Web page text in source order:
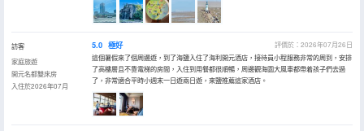
訪客
家庭旅遊
開元名都雙床房
入住於2026年07月
5.0 極好
評價於：2026年07月26日
這個暑假來了個周邊遊，到了海鹽入住了海利開元酒店，接待員小程服務非常的周到，安排
了高樓層且不靠電梯的房間，入住到用餐都很順暢，周邊觀海園大風車都帶着孩子們去過
了，非常適合平時小週末一日遊兩日遊，來鹽推薦這家酒店。